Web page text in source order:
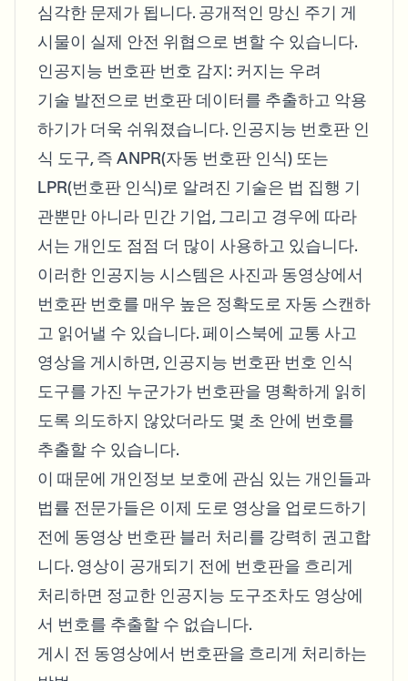
심각한 문제가 됩니다. 공개적인 망신 주기 게
시물이 실제 안전 위협으로 변할 수 있습니다.
인공지능 번호판 번호 감지: 커지는 우려
기술 발전으로 번호판 데이터를 추출하고 악용
하기가 더욱 쉬워졌습니다. 인공지능 번호판 인
식 도구, 즉 ANPR(자동 번호판 인식) 또는
LPR(번호판 인식)로 알려진 기술은 법 집행 기
관뿐만 아니라 민간 기업, 그리고 경우에 따라
서는 개인도 점점 더 많이 사용하고 있습니다.
이러한 인공지능 시스템은 사진과 동영상에서
번호판 번호를 매우 높은 정확도로 자동 스캔하
고 읽어낼 수 있습니다. 페이스북에 교통 사고
영상을 게시하면, 인공지능 번호판 번호 인식
도구를 가진 누군가가 번호판을 명확하게 읽히
도록 의도하지 않았더라도 몇 초 안에 번호를
추출할 수 있습니다.
이 때문에 개인정보 보호에 관심 있는 개인들과
법률 전문가들은 이제 도로 영상을 업로드하기
전에 동영상 번호판 블러 처리를 강력히 권고합
니다. 영상이 공개되기 전에 번호판을 흐리게
처리하면 정교한 인공지능 도구조차도 영상에
서 번호를 추출할 수 없습니다.
게시 전 동영상에서 번호판을 흐리게 처리하는